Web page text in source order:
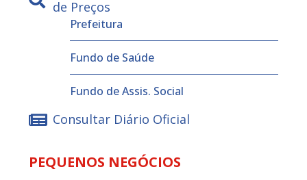
de Preços
Prefeitura
Fundo de Saúde
Fundo de Assis. Social
Consultar Diário Oficial
PEQUENOS NEGÓCIOS